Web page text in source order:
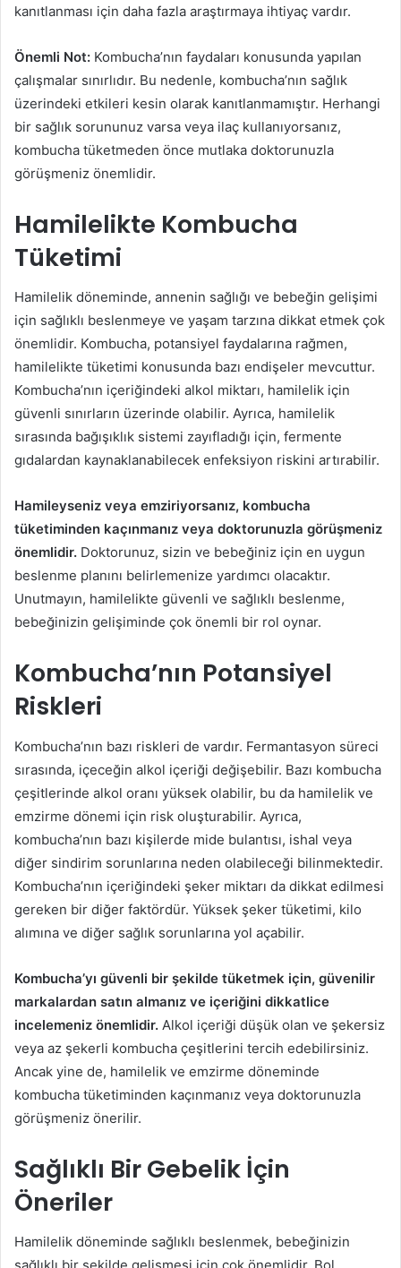
kanıtlanması için daha fazla araştırmaya ihtiyaç vardır.
Önemli Not: Kombucha’nın faydaları konusunda yapılan
çalışmalar sınırlıdır. Bu nedenle, kombucha’nın sağlık
üzerindeki etkileri kesin olarak kanıtlanmamıştır. Herhangi
bir sağlık sorununuz varsa veya ilaç kullanıyorsanız,
kombucha tüketmeden önce mutlaka doktorunuzla
görüşmeniz önemlidir.
Hamilelikte Kombucha
Tüketimi
Hamilelik döneminde, annenin sağlığı ve bebeğin gelişimi
için sağlıklı beslenmeye ve yaşam tarzına dikkat etmek çok
önemlidir. Kombucha, potansiyel faydalarına rağmen,
hamilelikte tüketimi konusunda bazı endişeler mevcuttur.
Kombucha’nın içeriğindeki alkol miktarı, hamilelik için
güvenli sınırların üzerinde olabilir. Ayrıca, hamilelik
sırasında bağışıklık sistemi zayıfladığı için, fermente
gıdalardan kaynaklanabilecek enfeksiyon riskini artırabilir.
Hamileyseniz veya emziriyorsanız, kombucha
tüketiminden kaçınmanız veya doktorunuzla görüşmeniz
önemlidir. Doktorunuz, sizin ve bebeğiniz için en uygun
beslenme planını belirlemenize yardımcı olacaktır.
Unutmayın, hamilelikte güvenli ve sağlıklı beslenme,
bebeğinizin gelişiminde çok önemli bir rol oynar.
Kombucha’nın Potansiyel
Riskleri
Kombucha’nın bazı riskleri de vardır. Fermantasyon süreci
sırasında, içeceğin alkol içeriği değişebilir. Bazı kombucha
çeşitlerinde alkol oranı yüksek olabilir, bu da hamilelik ve
emzirme dönemi için risk oluşturabilir. Ayrıca,
kombucha’nın bazı kişilerde mide bulantısı, ishal veya
diğer sindirim sorunlarına neden olabileceği bilinmektedir.
Kombucha’nın içeriğindeki şeker miktarı da dikkat edilmesi
gereken bir diğer faktördür. Yüksek şeker tüketimi, kilo
alımına ve diğer sağlık sorunlarına yol açabilir.
Kombucha’yı güvenli bir şekilde tüketmek için, güvenilir
markalardan satın almanız ve içeriğini dikkatlice
incelemeniz önemlidir. Alkol içeriği düşük olan ve şekersiz
veya az şekerli kombucha çeşitlerini tercih edebilirsiniz.
Ancak yine de, hamilelik ve emzirme döneminde
kombucha tüketiminden kaçınmanız veya doktorunuzla
görüşmeniz önerilir.
Sağlıklı Bir Gebelik İçin
Öneriler
Hamilelik döneminde sağlıklı beslenmek, bebeğinizin